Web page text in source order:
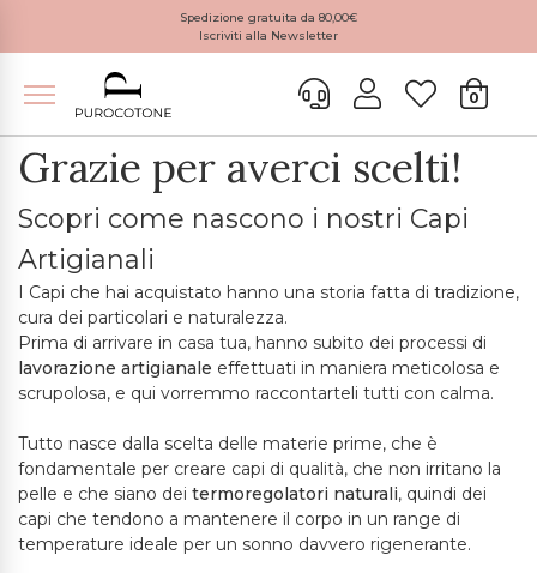
Spedizione gratuita da 80,00€
Iscriviti alla Newsletter
0
Grazie per averci scelti!
Scopri come nascono i nostri Capi
Artigianali
I Capi che hai acquistato hanno una storia fatta di tradizione,
cura dei particolari e naturalezza.
Prima di arrivare in casa tua, hanno subito dei processi di
lavorazione artigianale effettuati in maniera meticolosa e
scrupolosa, e qui vorremmo raccontarteli tutti con calma.
Tutto nasce dalla scelta delle materie prime, che è
fondamentale per creare capi di qualità, che non irritano la
pelle e che siano dei termoregolatori naturali, quindi dei
capi che tendono a mantenere il corpo in un range di
temperature ideale per un sonno davvero rigenerante.